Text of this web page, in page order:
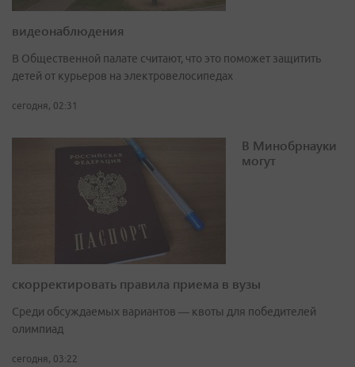
видеонаблюдения
В Общественной палате считают, что это поможет защитить
детей от курьеров на электровелосипедах
сегодня, 02:31
В Минобрнауки
могут
скорректировать правила приема в вузы
Среди обсуждаемых вариантов — квоты для победителей
олимпиад
сегодня, 03:22